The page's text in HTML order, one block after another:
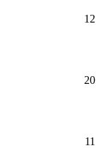
12
20
11